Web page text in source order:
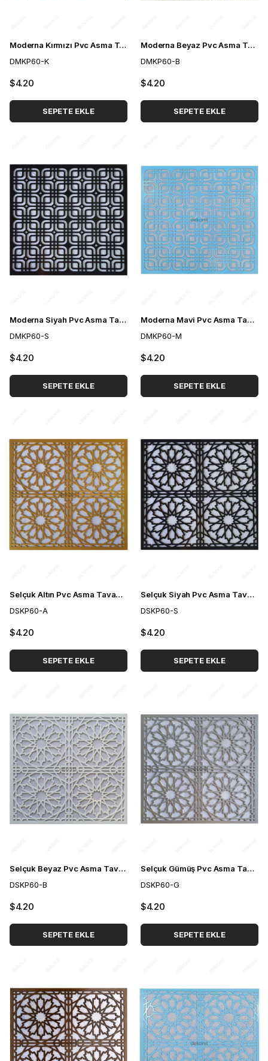
Moderna Kırmızı Pvc Asma Tavan Paneli 60*60 cm
DMKP60-K
$4.20
SEPETE EKLE
Moderna Beyaz Pvc Asma Tavan Paneli 60*60 cm
DMKP60-B
$4.20
SEPETE EKLE
Moderna Siyah Pvc Asma Tavan Paneli 60*60 cm
DMKP60-S
$4.20
SEPETE EKLE
Moderna Mavi Pvc Asma Tavan Paneli 60*60 cm
DMKP60-M
$4.20
SEPETE EKLE
Selçuk Altın Pvc Asma Tavan Paneli 60*60 cm
DSKP60-A
$4.20
SEPETE EKLE
Selçuk Siyah Pvc Asma Tavan Paneli 60*60 cm
DSKP60-S
$4.20
SEPETE EKLE
Selçuk Beyaz Pvc Asma Tavan Paneli 60*60 cm
DSKP60-B
$4.20
SEPETE EKLE
Selçuk Gümüş Pvc Asma Tavan Paneli 60*60 cm
DSKP60-G
$4.20
SEPETE EKLE